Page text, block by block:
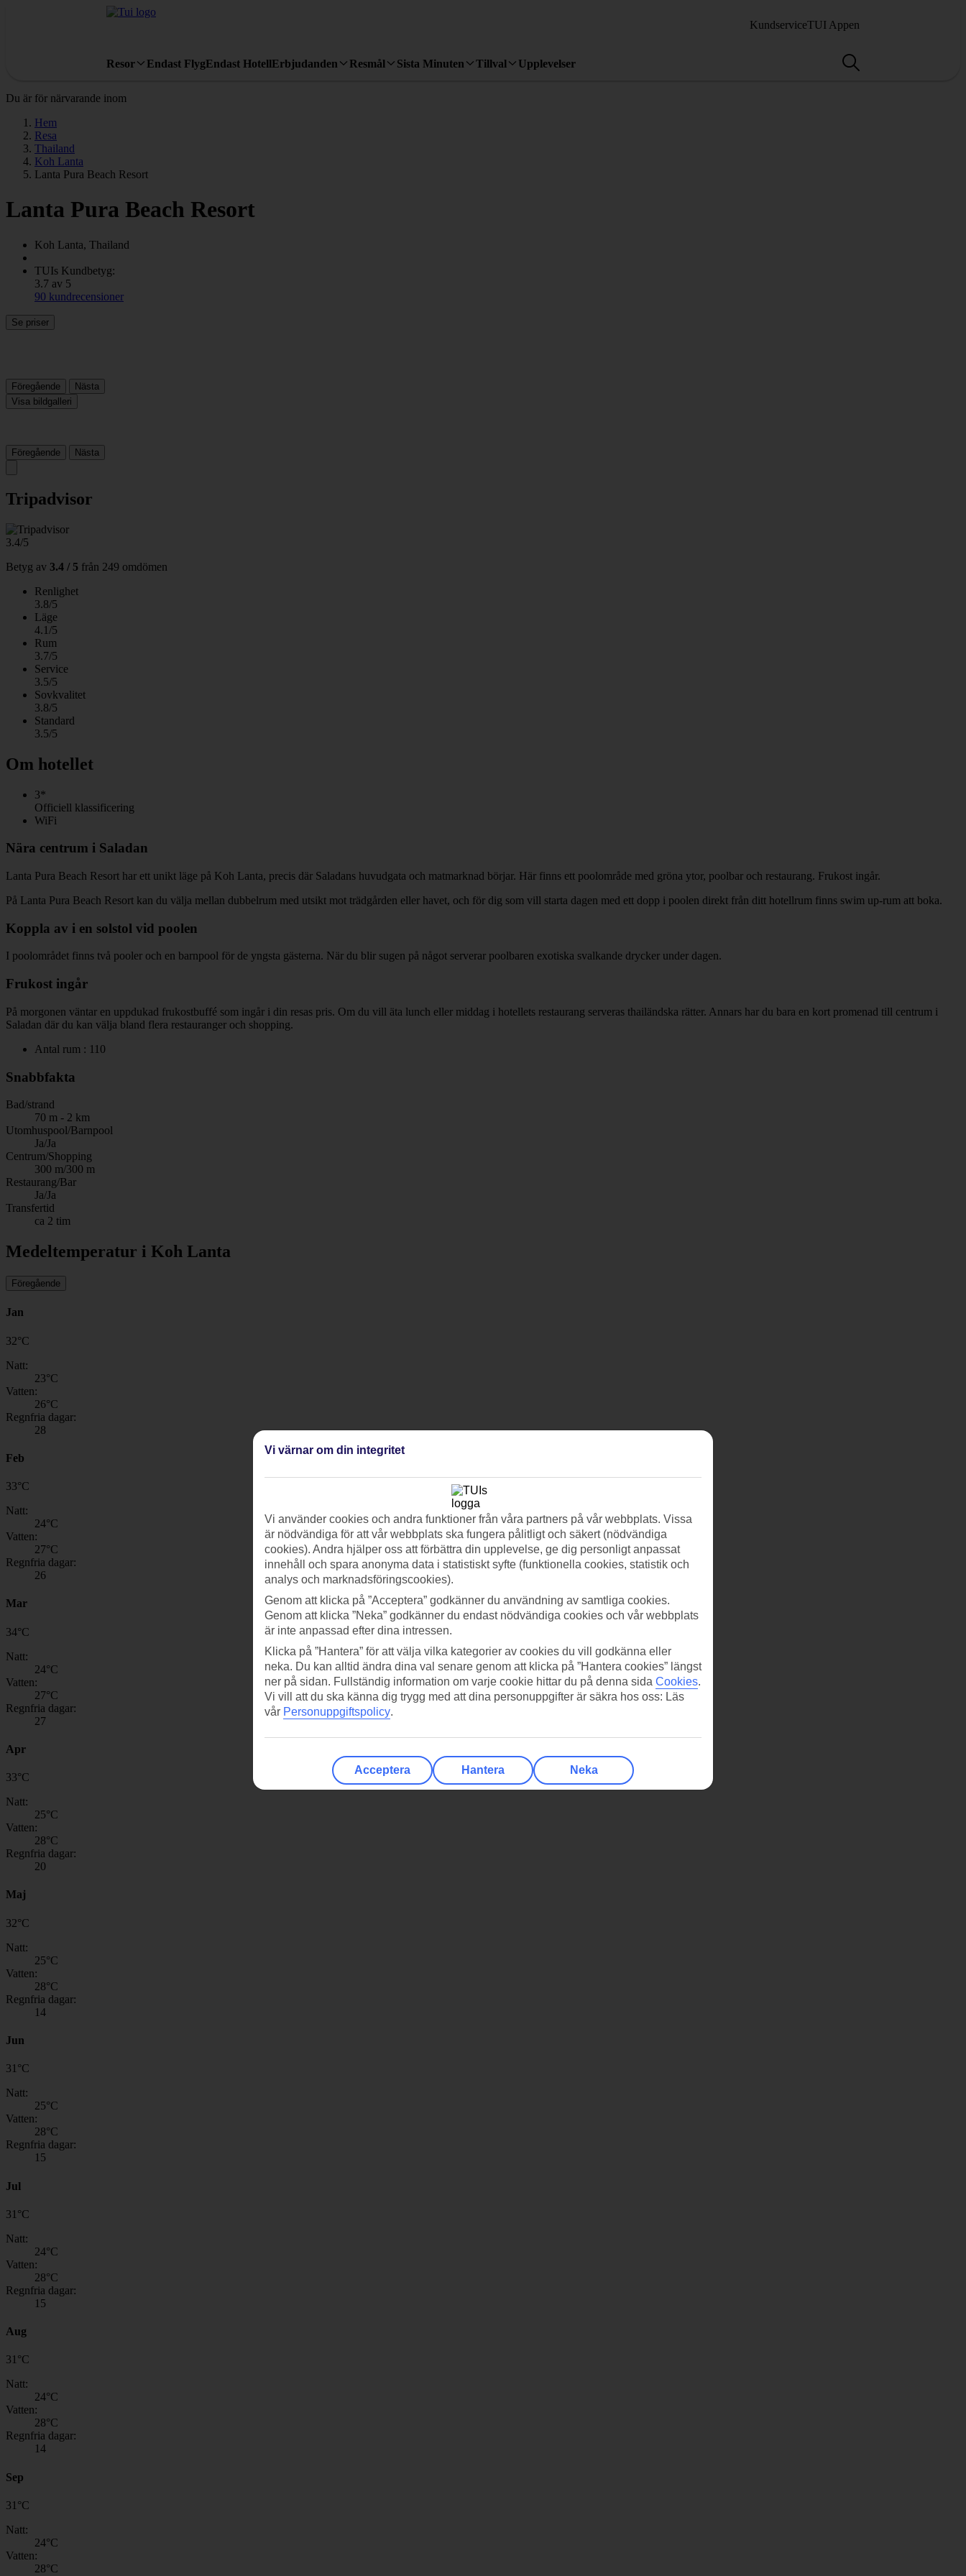
KundserviceTUI Appen
Resor Endast FlygEndast HotellErbjudanden Resmål Sista Minuten Tillval Upplevelser
Du är för närvarande inom
Hem
Resa
Thailand
Koh Lanta
Lanta Pura Beach Resort
Lanta Pura Beach Resort
Koh Lanta, Thailand
TUIs Kundbetyg:
3.7 av 5
90 kundrecensioner
Se priser
Föregående
Nästa
Visa bildgalleri
Föregående Nästa
Tripadvisor
3.4/5
Betyg av 3.4 / 5 från 249 omdömen
Renlighet
3.8/5
Läge
4.1/5
Rum
3.7/5
Service
3.5/5
Sovkvalitet
3.8/5
Standard
3.5/5
Om hotellet
3*
Officiell klassificering
WiFi
Nära centrum i Saladan
Lanta Pura Beach Resort har ett unikt läge på Koh Lanta, precis där Saladans huvudgata och matmarknad börjar. Här finns ett poolområde med gröna ytor, poolbar och restaurang. Frukost ingår.
På Lanta Pura Beach Resort kan du välja mellan dubbelrum med utsikt mot trädgården eller havet, och för dig som vill starta dagen med ett dopp i poolen direkt från ditt hotellrum finns swim up-rum att boka.
Koppla av i en solstol vid poolen
I poolområdet finns två pooler och en barnpool för de yngsta gästerna. När du blir sugen på något serverar poolbaren exotiska svalkande drycker under dagen.
Frukost ingår
På morgonen väntar en uppdukad frukostbuffé som ingår i din resas pris. Om du vill äta lunch eller middag i hotellets restaurang serveras thailändska rätter. Annars har du bara en kort promenad till centrum i
Saladan där du kan välja bland flera restauranger och shopping.
Antal rum : 110
Snabbfakta
Bad/strand
70 m - 2 km
Utomhuspool/Barnpool
Ja/Ja
Centrum/Shopping
300 m/300 m
Restaurang/Bar
Ja/Ja
Transfertid
ca 2 tim
Medeltemperatur i Koh Lanta
Föregående
Jan
32°C
Natt:
23°C
Vatten:
26°C
Regnfria dagar:
28
Feb
33°C
Natt:
24°C
Vatten:
27°C
Regnfria dagar:
26
Mar
34°C
Natt:
24°C
Vatten:
27°C
Regnfria dagar:
27
Apr
33°C
Natt:
25°C
Vatten:
28°C
Regnfria dagar:
20
Maj
32°C
Natt:
25°C
Vatten:
28°C
Regnfria dagar:
14
Jun
31 °C
Natt:
25°C
Vatten:
28°C
Regnfria dagar:
15
Jul
31 °C
Natt:
24°C
Vatten:
28°C
Regnfria dagar:
15
Aug
31 °C
Natt:
24°C
Vatten:
28°C
Regnfria dagar:
14
Sep
31 °C
Natt:
24°C
Vatten:
28°C
Vi värnar om din integritet
Vi använder cookies och andra funktioner från våra partners på vår webbplats. Vissa
är nödvändiga för att vår webbplats ska fungera pålitligt och säkert (nödvändiga
cookies). Andra hjälper oss att förbättra din upplevelse, ge dig personligt anpassat
innehåll och spara anonyma data i statistiskt syfte (funktionella cookies, statistik och
analys och marknadsföringscookies).
Genom att klicka på ”Acceptera” godkänner du användning av samtliga cookies.
Genom att klicka ”Neka” godkänner du endast nödvändiga cookies och vår webbplats
är inte anpassad efter dina intressen.
Klicka på ”Hantera” för att välja vilka kategorier av cookies du vill godkänna eller
neka. Du kan alltid ändra dina val senare genom att klicka på ”Hantera cookies” längst
ner på sidan. Fullständig information om varje cookie hittar du på denna sida Cookies.
Vi vill att du ska känna dig trygg med att dina personuppgifter är säkra hos oss: Läs
vår Personuppgiftspolicy.
Acceptera Hantera Neka